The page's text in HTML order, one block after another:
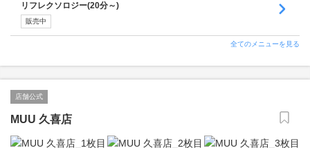
リフレクソロジー(20分～)
販売中
全てのメニューを見る
店舗公式
MUU 久喜店